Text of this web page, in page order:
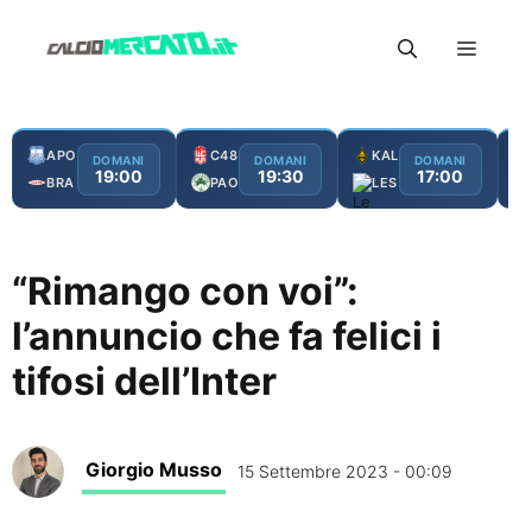
Menu
APO
BRA
DOMANI
19:00
C48
PAO
DOMANI
19:30
KAL
LES
DOMANI
17:00
“Rimango con voi”:
l’annuncio che fa felici i
tifosi dell’Inter
Giorgio Musso 15 Settembre 2023 - 00:09